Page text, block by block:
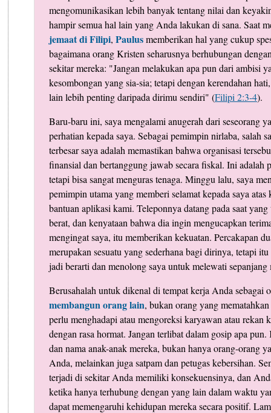
mengomunikasikan lebih banyak tentang nilai dan
hampir semua hal lain yang Anda lakukan di sana. Saat
jemaat di Filipi, Paulusmemberikan hal yang cukup
bagaimana orang Kristen seharusnya berhubungan
sekitar mereka: "Jangan melakukan apa pun dari ambisi
kesombongan yang sia-sia; tetapi dengan kerendahan
lain lebih penting daripada dirimu sendiri" (Filipi 2:3-4).
Baru-baru ini, saya mengalami anugerah dari seseorang
perhatian kepada saya. Sebagai pemimpin nirlaba, salah
terbesar saya adalah memastikan bahwa organisasi
finansial dan bertanggung jawab secara fiskal. Ini adalah
tetapi bisa sangat menguras tenaga. Minggu lalu, saya
pemimpin utama yang memberi selamat kepada saya atas
bantuan aplikasi kami. Teleponnya datang pada saat
berat, dan kenyataan bahwa dia ingin mengucapkan
mengingat saya, itu memberikan kekuatan. Percakapan
merupakan sesuatu yang sederhana bagi dirinya, tetapi
jadi berarti dan menolong saya untuk melewati
Berusahalah untuk dikenal di tempat kerja Anda sebagai
membangun orang lain, bukan orang yang
perlu menghadapi atau mengoreksi karyawan atau rekan
dengan rasa hormat. Jangan terlibat dalam gosip apa
dan nama anak-anak mereka, bukan hanya orang-orang
Anda, melainkan juga satpam dan petugas kebersihan.
terjadi di sekitar Anda memiliki konsekuensinya, dan
ketika hanya terhubung dengan yang lain dalam waktu
dapat memengaruhi kehidupan mereka secara positif.